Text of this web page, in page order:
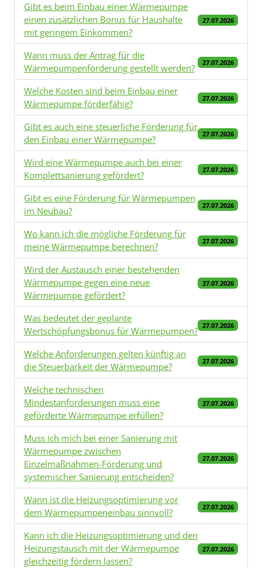
Gibt es beim Einbau einer Wärmepumpe
einen zusätzlichen Bonus für Haushalte
mit geringem Einkommen?
27.07.2026
Wann muss der Antrag für die
Wärmepumpenförderung gestellt werden?
27.07.2026
Welche Kosten sind beim Einbau einer
Wärmepumpe förderfähig?
27.07.2026
Gibt es auch eine steuerliche Förderung für
den Einbau einer Wärmepumpe?
27.07.2026
Wird eine Wärmepumpe auch bei einer
Komplettsanierung gefördert?
27.07.2026
Gibt es eine Förderung für Wärmepumpen
im Neubau?
27.07.2026
Wo kann ich die mögliche Förderung für
meine Wärmepumpe berechnen?
27.07.2026
Wird der Austausch einer bestehenden
Wärmepumpe gegen eine neue
Wärmepumpe gefördert?
27.07.2026
Was bedeutet der geplante
Wertschöpfungsbonus für Wärmepumpen? 27.07.2026
Welche Anforderungen gelten künftig an
die Steuerbarkeit der Wärmepumpe?
27.07.2026
Welche technischen
Mindestanforderungen muss eine
geförderte Wärmepumpe erfüllen?
27.07.2026
Muss ich mich bei einer Sanierung mit
Wärmepumpe zwischen
Einzelmaßnahmen-Förderung und
systemischer Sanierung entscheiden?
27.07.2026
Wann ist die Heizungsoptimierung vor
dem Wärmepumpeneinbau sinnvoll?
27.07.2026
Kann ich die Heizungsoptimierung und den
Heizungstausch mit der Wärmepumpe
gleichzeitig fördern lassen?
27.07.2026